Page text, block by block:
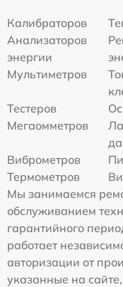
Калибраторов
Анализаторов
энергии
Мультиметров
Тестеров
Мегаомметров
Виброметров
Термометров
Мы занимаемся
обслуживанием
гарантийного
работает
авторизации от
указанные на